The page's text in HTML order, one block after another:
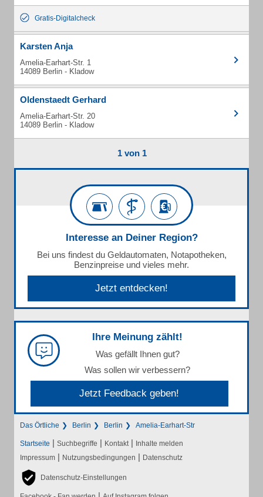
Gratis-Digitalcheck
Karsten Anja
Amelia-Earhart-Str. 1
14089 Berlin - Kladow
Oldenstaedt Gerhard
Amelia-Earhart-Str. 20
14089 Berlin - Kladow
1 von 1
Interesse an Deiner Region?
Bei uns findest du Geldautomaten, Notapotheken,
Benzinpreise und vieles mehr.
Jetzt entdecken!
Ihre Meinung zählt!
Was gefällt Ihnen gut?
Was sollen wir verbessern?
Jetzt Feedback geben!
Das Örtliche Berlin Berlin Amelia-Earhart-Str
Startseite | Suchbegriffe | Kontakt | Inhalte melden
Impressum | Nutzungsbedingungen | Datenschutz
Datenschutz-Einstellungen